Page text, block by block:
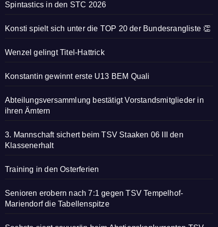
Spintastics in den STC 2026
Konsti spielt sich unter die TOP 20 der Bundesrangliste 👏
Wenzel gelingt Titel-Hattrick
Konstantin gewinnt erste U13 BEM Quali
Abteilungsversammlung bestätigt Vorstandsmitglieder in
ihren Ämtern
3. Mannschaft sichert beim TSV Staaken 06 III den
Klassenerhalt
Training in den Osterferien
Senioren erobern nach 7:1 gegen TSV Tempelhof-
Mariendorf die Tabellenspitze